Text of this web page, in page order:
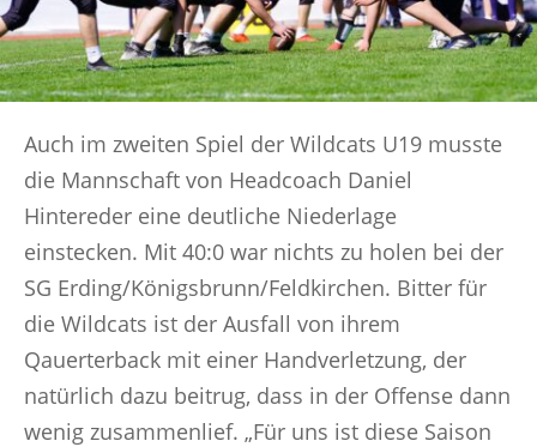
Auch im zweiten Spiel der Wildcats U19 musste
die Mannschaft von Headcoach Daniel
Hintereder eine deutliche Niederlage
einstecken. Mit 40:0 war nichts zu holen bei der
SG Erding/Königsbrunn/Feldkirchen. Bitter für
die Wildcats ist der Ausfall von ihrem
Qauerterback mit einer Handverletzung, der
natürlich dazu beitrug, dass in der Offense dann
wenig zusammenlief. „Für uns ist diese Saison